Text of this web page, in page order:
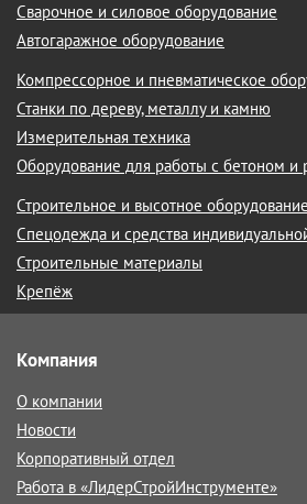
Сварочное и силовое оборудование
Автогаражное оборудование
Компрессорное и пневматическое
Станки по дереву, металлу и камню
Измерительная техника
Оборудование для работы с бетоном и
Строительное и высотное оборудование
Спецодежда и средства
Строительные материалы
Крепёж
Компания
О компании
Новости
Корпоративный отдел
Работа в «ЛидерСтройИнструменте»